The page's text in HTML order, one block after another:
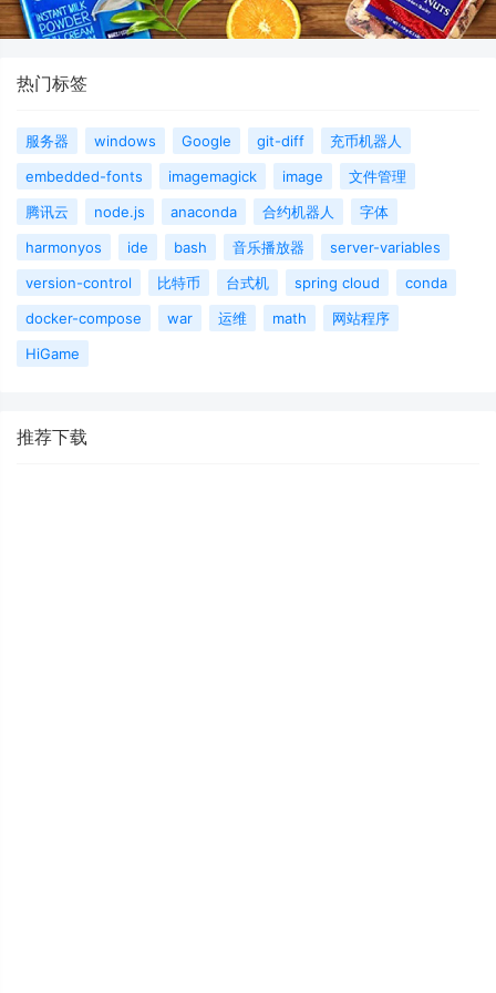
热门标签
服务器 windows Google git-diff
充币机器人
embedded-fonts
imagemagick image
文件管理
腾讯云
node.js anaconda 合约机器人
字体
harmonyos
ide bash 音乐播放器
server-variables
version-control
比特币 台式机 spring cloud
conda
docker-compose
war 运维 math
网站程序
HiGame
推荐下载